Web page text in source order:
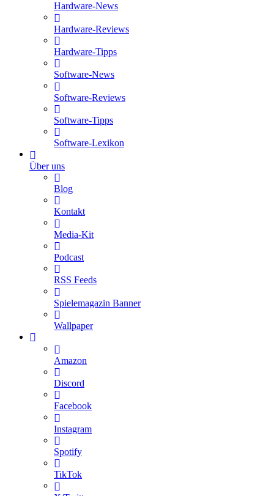
Hardware-News
Hardware-Reviews
Hardware-Tipps
Software-News
Software-Reviews
Software-Tipps
Software-Lexikon
Über uns
Blog
Kontakt
Media-Kit
Podcast
RSS Feeds
Spielemagazin Banner
Wallpaper
Amazon
Discord
Facebook
Instagram
Spotify
TikTok